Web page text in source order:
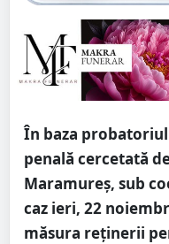
În baza
penală cercetată
Maramureș, sub
caz ieri, 22
măsura reținerii